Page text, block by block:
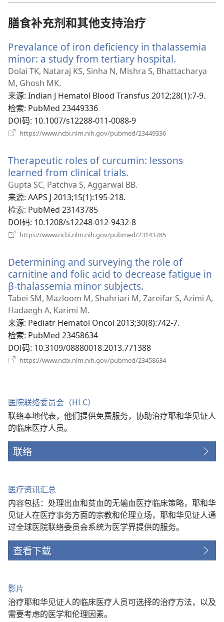
膳食补充剂和其他支持治疗
Prevalance of iron deficiency in thalassemia
minor: a study from tertiary hospital.
开
窗
Dolai TK, Nataraj KS, Sinha N, Mishra S, Bhattacharya
M, Ghosh MK.
来源‎: Indian J Hematol Blood Transfus 2012;28(1):7-9.
检索‎: PubMed 23449336
DOI码‎: 10.1007/s12288-011-0088-9
https://www.ncbi.nlm.nih.gov/pubmed/23449336
窗
Therapeutic roles of curcumin: lessons
learned from clinical trials.
开
口）
Gupta SC, Patchva S, Aggarwal BB.
来源‎: AAPS J 2013;15(1):195-218.
检索‎: PubMed 23143785
DOI码‎: 10.1208/s12248-012-9432-8
https://www.ncbi.nlm.nih.gov/pubmed/23143785
窗
口）
Determining and surveying the role of
carnitine and folic acid to decrease fatigue in
β-thalassemia minor subjects.
开
窗
Tabei SM, Mazloom M, Shahriari M, Zareifar S, Azimi A,
Hadaegh A, Karimi M.
来源‎: Pediatr Hematol Oncol 2013;30(8):742-7.
检索‎: PubMed 23458634
DOI码‎: 10.3109/08880018.2013.771388
https://www.ncbi.nlm.nih.gov/pubmed/23458634
医院联络委员会（HLC）
联络本地代表，他们提供免费服务，协助治疗耶和华见证人
的临床医疗人员。
联络
医疗资讯汇总
内容包括：处理出血和贫血的无输血医疗临床策略，耶和华
见证人在医疗事务方面的宗教和伦理立场，耶和华见证人通
过全球医院联络委员会系统为医学界提供的服务。
查看下载
影片
治疗耶和华见证人的临床医疗人员可选择的治疗方法，以及
需要考虑的医学和伦理因素。